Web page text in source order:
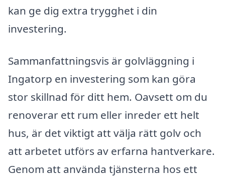
kan ge dig extra trygghet i din
investering.
Sammanfattningsvis är golvläggning i
Ingatorp en investering som kan göra
stor skillnad för ditt hem. Oavsett om du
renoverar ett rum eller inreder ett helt
hus, är det viktigt att välja rätt golv och
att arbetet utförs av erfarna hantverkare.
Genom att använda tjänsterna hos ett